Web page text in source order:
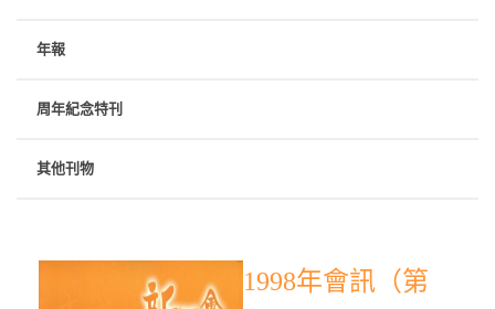
年報
周年紀念特刊
其他刊物
1998年會訊（第